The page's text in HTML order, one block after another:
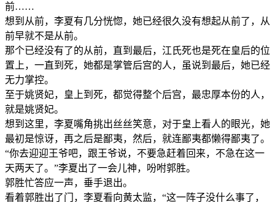
前……
想到从前，李夏有几分恍惚，她已经很久没有想起从前了，从
前早就不是从前。
那个已经没有了的从前，直到最后，江氏死也是死在皇后的位
置上，一直到死，她都是掌管后宫的人，虽说到最后，她已经
无力掌控。
至于姚贤妃，皇上到死，都觉得整个后宫，最忠厚本份的人，
就是姚贤妃。
想到这里，李夏嘴角挑出丝丝笑意，对于皇上看人的眼光，她
最初是惊讶，再之后是鄙夷，然后，就连鄙夷都懒得鄙夷了。
“你去迎迎王爷吧，跟王爷说，不要急赶着回来，不急在这一
天两天了。”李夏出了一会儿神，吩咐郭胜。
郭胜忙答应一声，垂手退出。
看着郭胜出了门，李夏看向黄太监，“这一阵子没什么事了，